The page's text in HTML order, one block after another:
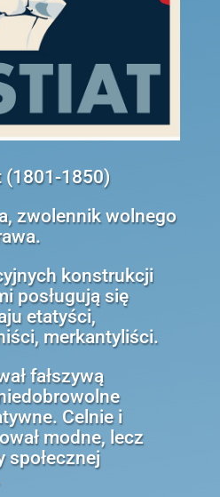
(1801-1850)
zwolennik wolnego
konstrukcji
posługują się
etatyści,
merkantyliści.
fałszywą
Celnie i
modne, lecz
społecznej